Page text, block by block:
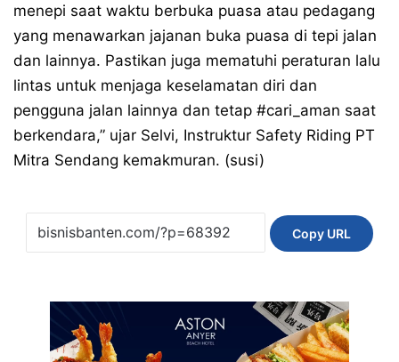
menepi saat waktu berbuka puasa atau pedagang
yang menawarkan jajanan buka puasa di tepi jalan
dan lainnya. Pastikan juga mematuhi peraturan lalu
lintas untuk menjaga keselamatan diri dan
pengguna jalan lainnya dan tetap #cari_aman saat
berkendara,” ujar Selvi, Instruktur Safety Riding PT
Mitra Sendang kemakmuran. (susi)
Copy URL